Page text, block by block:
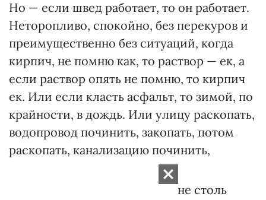
Но — если швед работает, то он работает.
Неторопливо, спокойно, без перекуров и
преимущественно без ситуаций, когда
кирпич, не помню как, то раствор — ек, а
если раствор опять не пом­ню, то кирпич
ек. Или если класть асфальт, то зимой, по
крайности, в дождь. Или улицу раско­пать,
водопровод починить, закопать, потом
раскопать, канализацию починить,
Иными словами, труд шведа не столь